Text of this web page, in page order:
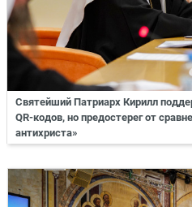
Святейший Патриарх Кирилл
QR-кодов, но предостерег от
антихриста»